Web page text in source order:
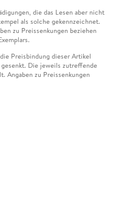
die das Lesen aber nicht
als solche gekennzeichnet.
zu Preissenkungen beziehen
Preisbindung dieser Artikel
Die jeweils zutreffende
Angaben zu Preissenkungen